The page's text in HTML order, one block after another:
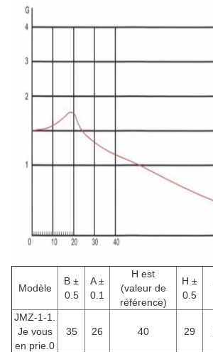
Modèle
B ±
0.5
A ±
0.1
H est
(valeur de
référence)
H ±
0.5
JMZ-1-1.
Je vous
en prie.0
35 26 40 29